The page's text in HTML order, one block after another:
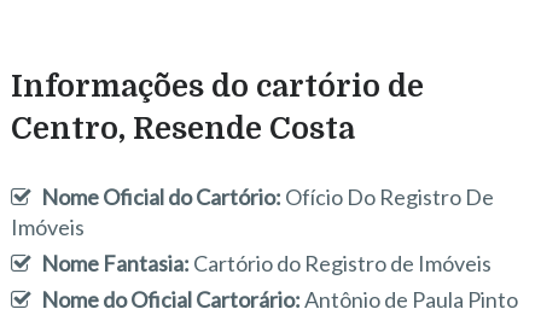
Informações do cartório de
Centro, Resende Costa
Nome Oficial do Cartório: Ofício Do Registro De
Imóveis
Nome Fantasia: Cartório do Registro de Imóveis
Nome do Oficial Cartorário:Antônio de Paula Pinto